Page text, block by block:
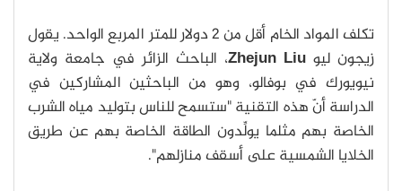
تكلف المواد الخام أقل من 2 دولار للمتر المربع الواحد. يقول
زيجون ليو
، الباحث الزائر في جامعة ولاية
نيويورك في بوفالو، وهو من الباحثين المشاركين في
الدراسة أنّ هذه التقنية "ستسمح للناس بتوليد مياه الشرب
الخاصة بهم مثلما يولِّدون الطاقة الخاصة بهم عن طريق
الخلايا الشمسية على أسقف منازلهم".